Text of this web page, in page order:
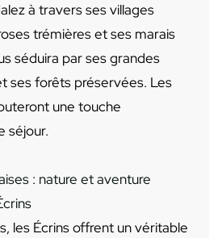
à travers ses villages
trémières et ses marais
séduira par ses grandes
ses forêts préservées. Les
une touche
séjour.
: nature et aventure
les Écrins offrent un véritable